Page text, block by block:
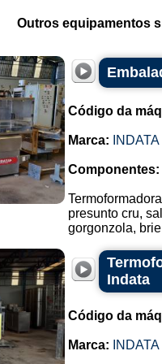
Outros equipamentos
Código da
Marca: INDATA
Componentes:
presunto cru,
gorgonzola,
Indata
Código da
Marca: INDATA